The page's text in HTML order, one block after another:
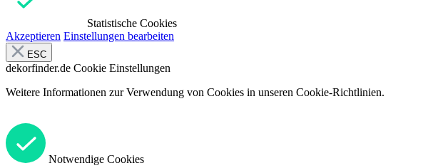
Statistische Cookies
Akzeptieren Einstellungen bearbeiten
ESC
dekorfinder.de Cookie Einstellungen
Weitere Informationen zur Verwendung von Cookies in unseren Cookie-Richtlinien.
Notwendige Cookies